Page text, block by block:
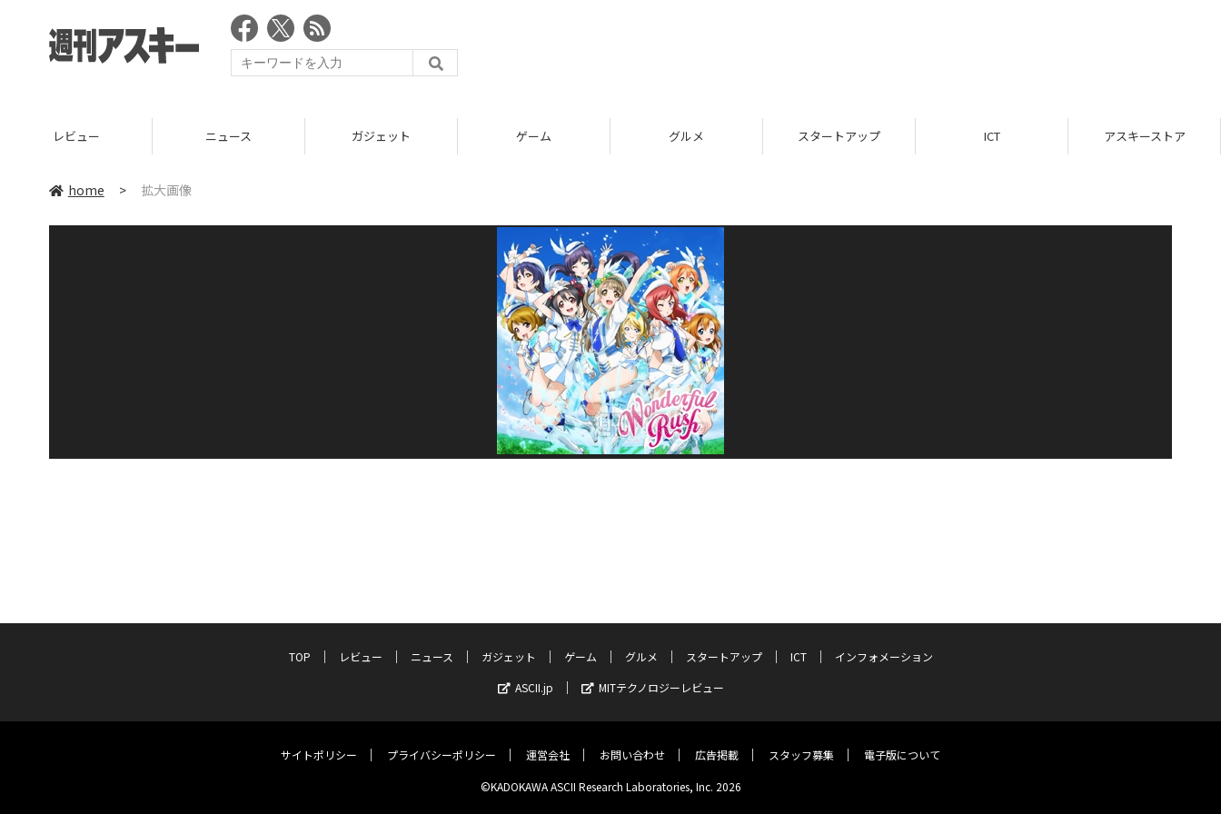
レビュー ニュース ガジェット ゲーム グルメ スタートアップ ICT アスキーストア
home > 拡大画像
TOP レビュー ニュース ガジェット ゲーム グルメ スタートアップ ICT
インフォメーション
ASCII.jp
MITテクノロジーレビュー
サイトポリシー プライバシーポリシー 運営会社 お問い合わせ 広告掲載 スタッフ募集 電子版について
©KADOKAWA ASCII Research Laboratories, Inc. 2026